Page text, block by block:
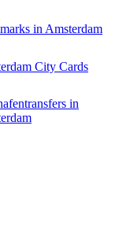
in Amsterdam
City Cards
in